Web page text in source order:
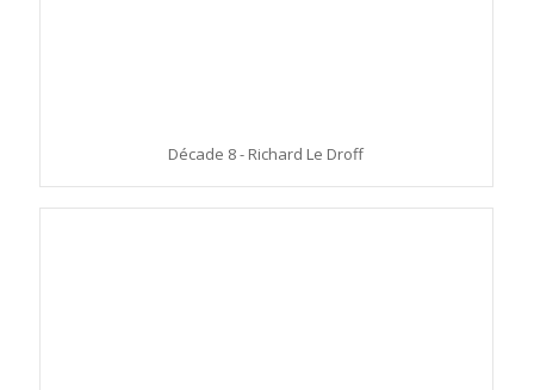
Décade 8 - Richard Le Droff